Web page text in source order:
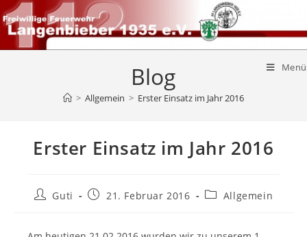
Menü
Blog
> Allgemein > Erster Einsatz im Jahr 2016
Erster Einsatz im Jahr 2016
Guti 21. Februar 2016 Allgemein